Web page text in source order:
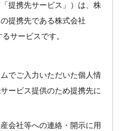
提携先サービス」）は、株
提携先である株式会社
サービスです。
でご入力いただいた個人情
ービス提供のため提携先に
会社等への連絡・開示に用